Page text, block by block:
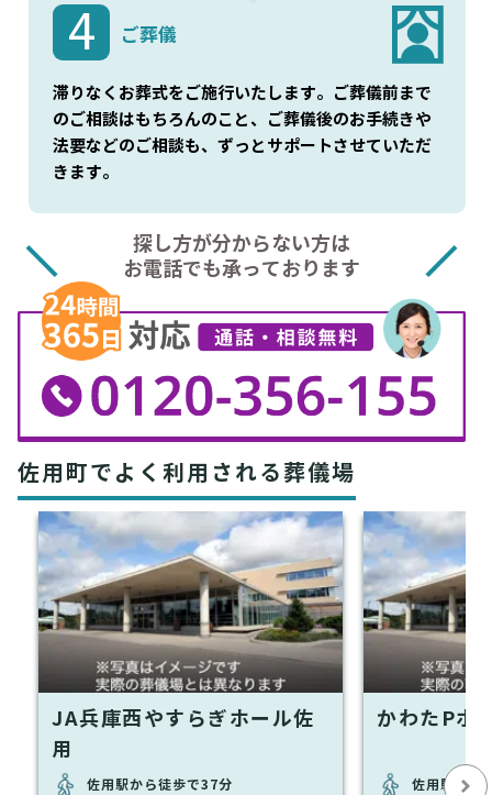
4 ご葬儀
滞りなくお葬式をご施行いたします。ご葬儀前まで
のご相談はもちろんのこと、ご葬儀後のお手続きや
法要などのご相談も、ずっとサポートさせていただ
きます。
探し方が分からない方は
お電話でも承っております
佐用町でよく利用される葬儀場
JA兵庫西やすらぎホール佐
用
佐用駅から徒歩で37分
かわたPホ
佐用駅から